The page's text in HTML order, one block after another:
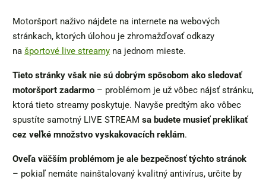
Motoršport naživo nájdete na internete na webových
stránkach, ktorých úlohou je zhromažďovať odkazy
na športové live streamy na jednom mieste.
Tieto stránky však nie sú dobrým spôsobom ako sledovať
motoršport zadarmo – problémom je už vôbec nájsť stránku,
ktorá tieto streamy poskytuje. Navyše predtým ako vôbec
spustíte samotný LIVE STREAM sa budete musieť preklikať
cez veľké množstvo vyskakovacích reklám.
Oveľa väčším problémom je ale bezpečnosť týchto stránok
– pokiaľ nemáte nainštalovaný kvalitný antivírus, určite by